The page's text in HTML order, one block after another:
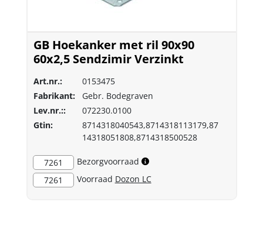
GB Hoekanker met ril 90x90
60x2,5 Sendzimir Verzinkt
Art.nr.:
0153475
Fabrikant:
Gebr. Bodegraven
Lev.nr.::
072230.0100
Gtin:
8714318040543,8714318113179,87
14318051808,8714318500528
7261
Bezorgvoorraad
7261
Voorraad Dozon LC